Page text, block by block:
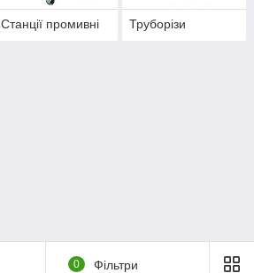
Станції промивні Труборізи
0 Фільтри